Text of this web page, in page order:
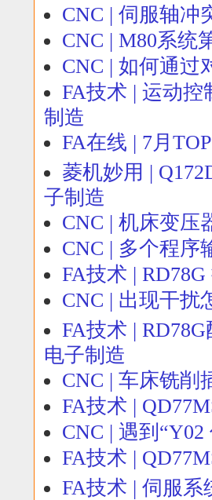
CNC | 伺服轴冲
CNC | M80系统
CNC | 如何通过
FA技术 | 运动
制造
FA在线 | 7月
菱机妙用 |
子制造
CNC | 机床变压
CNC | 多个程序
FA技术 |
CNC | 出现干扰
FA技术 |
电子制造
CNC | 车床铣削
FA技术 |
CNC | 遇到
FA技术 |
FA技术 | 伺服